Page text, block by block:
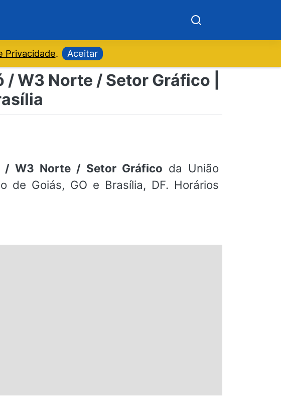
Privacidade. Aceitar
W3 Norte / Setor Gráfico |
/ W3 Norte / Setor Gráfico da União
de Goiás, GO e Brasília, DF. Horários